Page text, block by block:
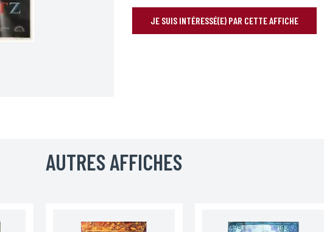
JE SUIS INTÉRESSÉ(E) PAR CETTE AFFICHE
AUTRES AFFICHES